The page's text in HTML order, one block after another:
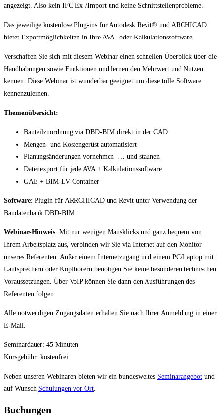
angezeigt. Also kein IFC Ex-/Import und keine Schnittstellenprobleme.
Das jeweilige kostenlose Plug-ins für Autodesk Revit® und ARCHICAD
bietet Exportmöglichkeiten in Ihre AVA- oder Kalkulationssoftware.
Verschaffen Sie sich mit diesem Webinar einen schnellen Überblick über die
Handhabungen sowie Funktionen und lernen den Mehrwert und Nutzen
kennen. Diese Webinar ist wunderbar geeignet um diese tolle Software
kennenzulernen.
Themenübersicht:
Bauteilzuordnung via DBD-BIM direkt in der CAD
Mengen- und Kostengerüst automatisiert
Planungsänderungen vornehmen … und staunen
Datenexport für jede AVA + Kalkulationssoftware
GAE + BIM-LV-Container
Software: Plugin für ARRCHICAD und Revit unter Verwendung der
Baudatenbank DBD-BIM
Webinar-Hinweis: Mit nur wenigen Mausklicks und ganz bequem von
Ihrem Arbeitsplatz aus, verbinden wir Sie via Internet auf den Monitor
unseres Referenten. Außer einem Internetzugang und einem PC/Laptop mit
Lautsprechern oder Kopfhörern benötigen Sie keine besonderen technischen
Voraussetzungen. Über VoIP können Sie dann den Ausführungen des
Referenten folgen.
Alle notwendigen Zugangsdaten erhalten Sie nach Ihrer Anmeldung in einer
E-Mail.
Seminardauer: 45 Minuten
Kursgebühr: kostenfrei
Neben unseren Webinaren bieten wir ein bundesweites Seminarangebot und
auf Wunsch Schulungen vor Ort
Buchungen